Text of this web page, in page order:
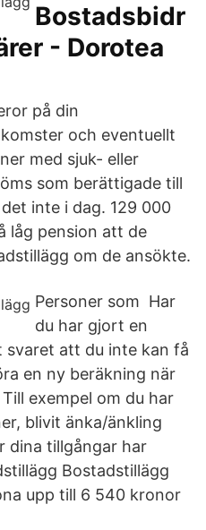
Bostadsbidr
- Dorotea
på din
och eventuellt
med sjuk- eller
som berättigade till
inte i dag. 129 000
låg pension att de
om de ansökte.
Personer som Har
du har gjort en
att du inte kan få
en ny beräkning när
exempel om du har
blivit änka/änkling
dina tillgångar har
Bostadstillägg
upp till 6 540 kronor